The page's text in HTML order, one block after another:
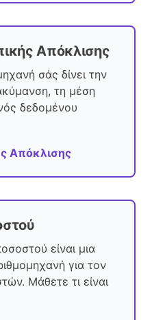
Απόκλισης
σάς δίνει την
τη μέση
δεδομένου
Απόκλισης
είναι μια
για τον
Μάθετε τι είναι